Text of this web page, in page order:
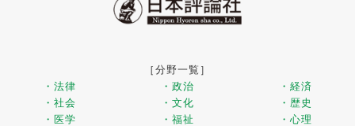
［分野一覧］
・法律
・政治
・経済
・社会
・文化
・歴史
・医学
・福祉
・心理